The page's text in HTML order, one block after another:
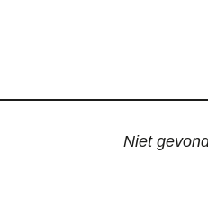
Niet